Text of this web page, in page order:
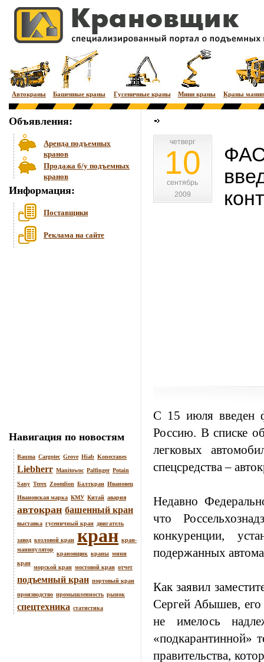
Автокраны Башенные краны Гусеничные краны Мини краны Краны
Объявления:
Аренда подъемных
кранов
Продажа б/у подъемных
кранов
Информация:
Поставщики
Реклама на сайте
Навигация по новостям
Bauma Cargotec Grove Hiab Konecranes
Liebherr Manitowoc Palfinger Potain
Sany Terex Zoomlion Балткран Ивановец
Ивановская марка КМУ Китай авария
автокран башенный кран
выставка гусеничный кран двигатель
завод козловой кран кран кран-
манипулятор крановщик краны мини
кран морской кран мостовой кран отчет
подъемный кран портовый кран
производство промышленность рынок
спецтехника статистика
четверг
четверг
10
сентябрь
сентябрь
2009
2009
С 15 июля введен
Россию. В списке
легковых
спецсредства –
Недавно
что
конкуренции,
подержанных
Как заявил
Сергей Абышев, его
не имелось
«подкарантинной»
правительства,